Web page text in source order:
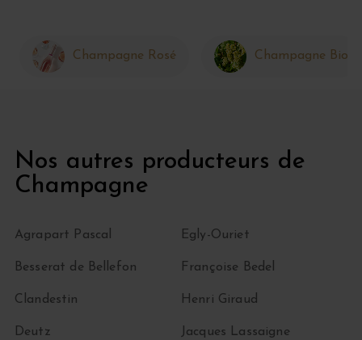
Champagne Rosé Champagne Bio
Nos autres producteurs de
Champagne
Agrapart Pascal
Besserat de Bellefon
Clandestin
Deutz
Egly-Ouriet
Françoise Bedel
Henri Giraud
Jacques Lassaigne